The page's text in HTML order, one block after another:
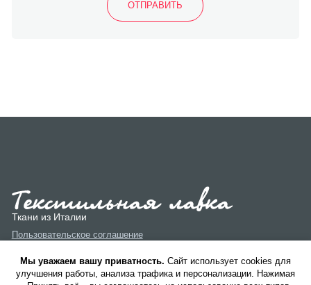
Ткани из Италии
Пользовательское соглашение
Политика конфиденциальности
Мы уважаем вашу приватность. Cайт использует cookies для
улучшения работы, анализа трафика и персонализации. Нажимая